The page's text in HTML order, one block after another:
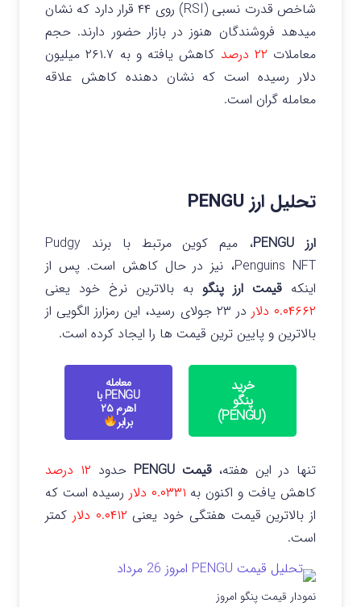
شاخص قدرت نسبی (RSI) روی ۴۴ قرار دارد که نشان
میدهد فروشندگان هنوز در بازار حضور دارند. حجم
معاملات ۲۲ درصد
کاهش یافته و به ۲۶۱.۷ میلیون
دلار رسیده است که نشان دهنده کاهش علاقه
معامله گران است.
تحلیل ارزPENGU
ارز PENGU
، میم کوین مرتبط با برند Pudgy
Penguins NFT، نیز در حال کاهش است.
پس از
اینکه قیمت ارز پنگو به بالاترین نرخ خود یعنی
۰.۰۴۶۶۲ دلار
در ۲۳ جولای رسید، این رمزارز الگویی از
بالاترین و پایین ترین قیمت ها را ایجاد کرده است.
خرید
پنگو
(PENGU)
معامله
PENGU با
اهرم ۲۵
برابر
تنها در این هفته،قیمت PENGU حدود ۱۲ درصد
کاهش یافت و اکنون به
رسیده است که
از بالاترین قیمت هفتگی خود یعنی ۰.۰۴۱۲ دلار
کمتر
است.
نمودار قیمت پنگو امروز